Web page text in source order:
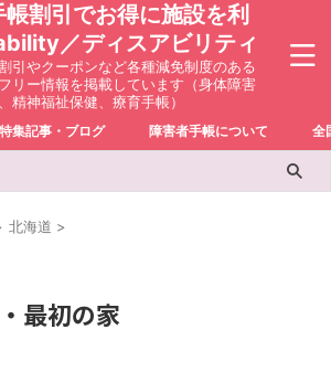
帳割引でお得に施設を利
／ディスアビリティ
引やクーポンなど各種減免制度のある
リー情報を掲載しています（身体障害
精神福祉保健、療育手帳）
特集記事・ブログ 障害者手帳について 全
北海道 >
最初の家